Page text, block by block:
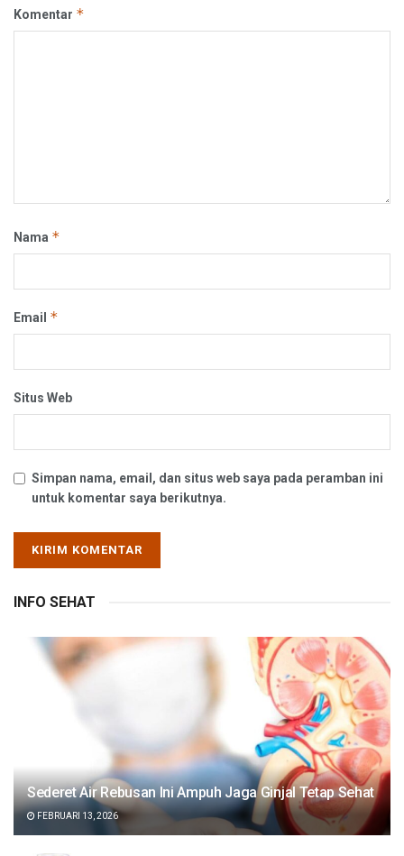
Komentar *
Nama *
Email *
Situs Web
Simpan nama, email, dan situs web saya pada peramban ini
untuk komentar saya berikutnya.
INFO SEHAT
Sederet Air Rebusan Ini Ampuh Jaga Ginjal Tetap Sehat
FEBRUARI 13, 2026